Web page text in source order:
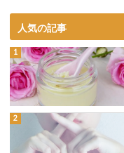
人気の記事